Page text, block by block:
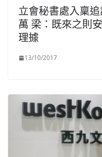
立會秘書處入稟
萬 梁：既來之則
理據
13/10/2017